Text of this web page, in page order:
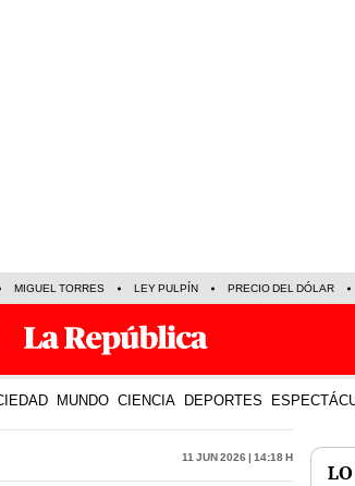
MIGUEL TORRES LEY PULPÍN PRECIO DEL DÓLAR
MUNDO CIENCIA DEPORTES
11 Jun 2026 | 14:18 h